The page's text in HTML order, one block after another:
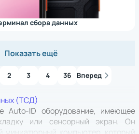
сбора данных
Показать ещё
2 3 4 36 Вперед
(ТСД)
Auto-ID оборудование, имеющее
или сенсорный экран. Он